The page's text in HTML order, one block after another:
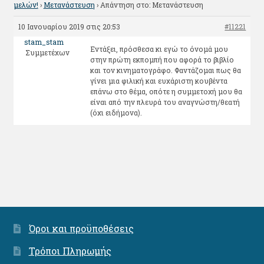
μελών! › Μετανάστευση › Απάντηση στο: Μετανάστευση
10 Ιανουαρίου 2019 στις 20:53
#11221
stam_stam
Συμμετέχων
Εντάξει, πρόσθεσα κι εγώ το όνομά μου
στην πρώτη εκπομπή που αφορά το βιβλίο
και τον κινηματογράφο. Φαντάζομαι πως θα
γίνει μια φιλική και ευχάριστη κουβέντα
επάνω στο θέμα, οπότε η συμμετοχή μου θα
είναι από την πλευρά του αναγνώστη/θεατή
(όχι ειδήμονα).
Όροι και προϋποθέσεις
Τρόποι Πληρωμής